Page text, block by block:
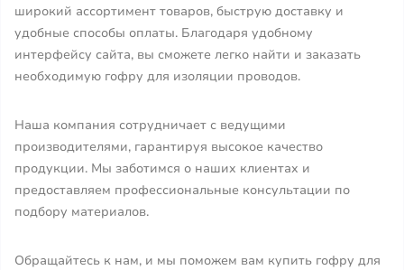
широкий ассортимент товаров, быструю доставку и
удобные способы оплаты. Благодаря удобному
интерфейсу сайта, вы сможете легко найти и заказать
необходимую гофру для изоляции проводов.
Наша компания сотрудничает с ведущими
производителями, гарантируя высокое качество
продукции. Мы заботимся о наших клиентах и
предоставляем профессиональные консультации по
подбору материалов.
Обращайтесь к нам, и мы поможем вам купить гофру для